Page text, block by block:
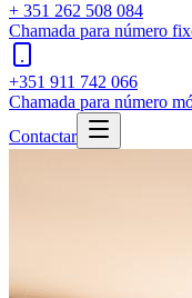
+ 351 262 508 084
Chamada para número
+351 911 742 066
Chamada para número
Contactar